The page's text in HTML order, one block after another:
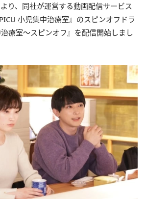
り、同社が運営する動画配信サービス
小児集中治療室』のスピンオフドラ
療室〜スピンオフ』を配信開始しまし